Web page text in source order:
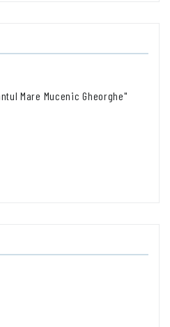
Mare Mucenic Gheorghe"